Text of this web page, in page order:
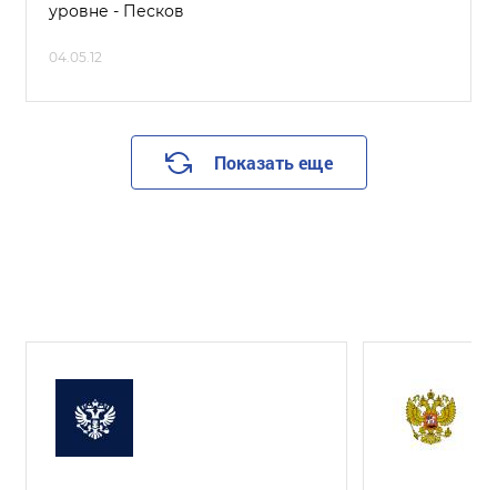
уровне - Песков
04.05.12
Показать еще